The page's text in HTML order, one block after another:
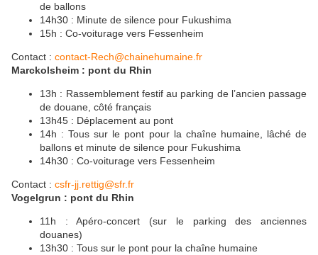
de ballons
14h30 : Minute de silence pour Fukushima
15h : Co-voiturage vers Fessenheim
Contact : contact-Rech@chainehumaine.fr
Marckolsheim : pont du Rhin
13h : Rassemblement festif au parking de l’ancien passage
de douane, côté français
13h45 : Déplacement au pont
14h : Tous sur le pont pour la chaîne humaine, lâché de
ballons et minute de silence pour Fukushima
14h30 : Co-voiturage vers Fessenheim
Contact : csfr-jj.rettig@sfr.fr
Vogelgrun : pont du Rhin
11h : Apéro-concert (sur le parking des anciennes
douanes)
13h30 : Tous sur le pont pour la chaîne humaine